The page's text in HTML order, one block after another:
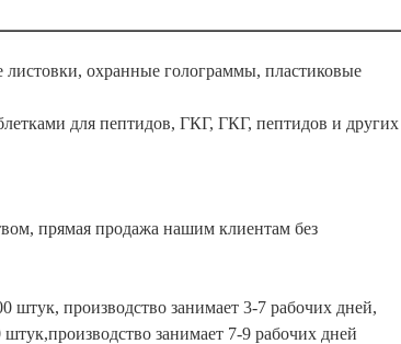
охранные голограммы, пластиковые
для пептидов, ГКГ, ГКГ, пептидов и других
прямая продажа нашим клиентам без
штук, производство занимает 3-7 рабочих дней,
занимает 7-9 рабочих дней